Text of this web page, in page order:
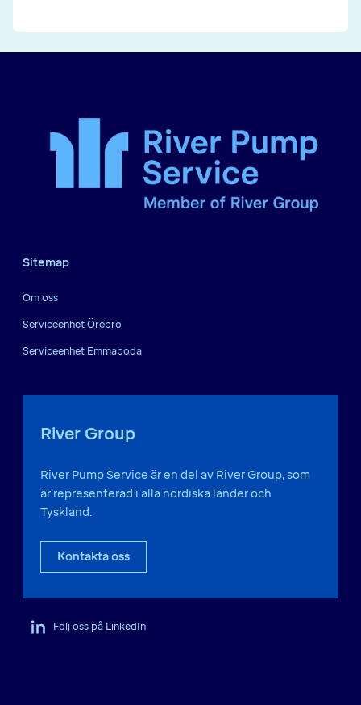
Sitemap
Om oss
Serviceenhet Örebro
Serviceenhet Emmaboda
River Group
River Pump Service är en del av River Group, som
är representerad i alla nordiska länder och
Tyskland.
Kontakta oss
Följ oss på LinkedIn